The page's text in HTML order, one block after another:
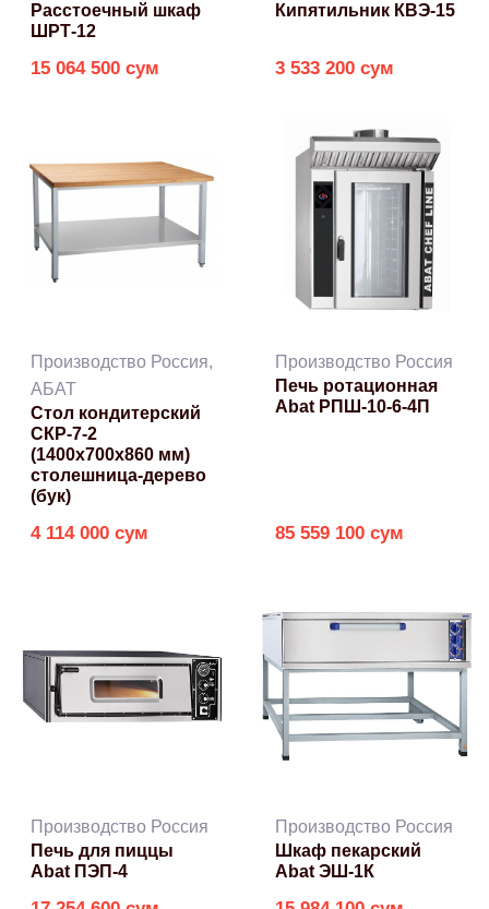
Расстоечный шкаф
ШРТ-12
15 064 500 сум
Кипятильник КВЭ-15
3 533 200 сум
Производство Россия,
АБАТ
Стол кондитерский
СКР-7-2
(1400x700x860 мм)
столешница-дерево
(бук)
4 114 000 сум
Производство Россия
Печь ротационная
Abat РПШ-10-6-4П
85 559 100 сум
Производство Россия
Печь для пиццы
Abat ПЭП-4
Производство Россия
Шкаф пекарский
Abat ЭШ-1К